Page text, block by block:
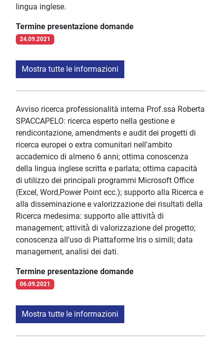
lingua inglese.
Termine presentazione domande
24.09.2021
Mostra tutte le informazioni
Avviso ricerca professionalità interna Prof.ssa Roberta
SPACCAPELO: ricerca esperto nella gestione e
rendicontazione, amendments e audit dei progetti di
ricerca europei o extra comunitari nell'ambito
accademico di almeno 6 anni; ottima conoscenza
della lingua inglese scritta e parlata; ottima capacità
di utilizzo dei principali programmi Microsoft Office
(Excel, Word,Power Point ecc.); supporto alla Ricerca e
alla disseminazione e valorizzazione dei risultati della
Ricerca medesima: supporto alle attività̀ di
management; attività̀ di valorizzazione del progetto;
conoscenza all'uso di Piattaforme Iris o simili; data
management, analisi dei dati.
Termine presentazione domande
06.09.2021
Mostra tutte le informazioni